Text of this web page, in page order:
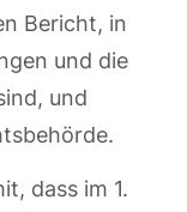
Bericht, in
und die
und
dass im 1.